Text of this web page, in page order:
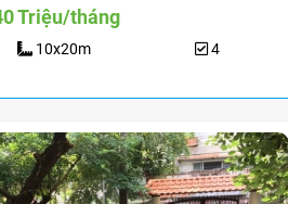
Triệu/tháng
10x20m 4